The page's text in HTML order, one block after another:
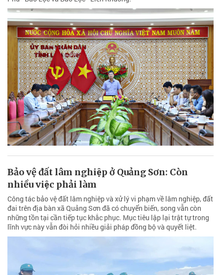
Bảo vệ đất lâm nghiệp ở Quảng Sơn: Còn
nhiều việc phải làm
Công tác bảo vệ đất lâm nghiệp và xử lý vi phạm về lâm nghiệp, đất
đai trên địa bàn xã Quảng Sơn đã có chuyển biến, song vẫn còn
những tồn tại cần tiếp tục khắc phục. Mục tiêu lập lại trật tự trong
lĩnh vực này vẫn đòi hỏi nhiều giải pháp đồng bộ và quyết liệt.